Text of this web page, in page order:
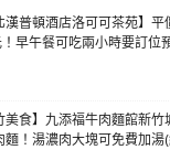
漢普頓酒店洛可可茶苑】
早午餐可吃兩小時要訂位
美食】九添福牛肉麵館新
麵！湯濃肉大塊可免費加湯